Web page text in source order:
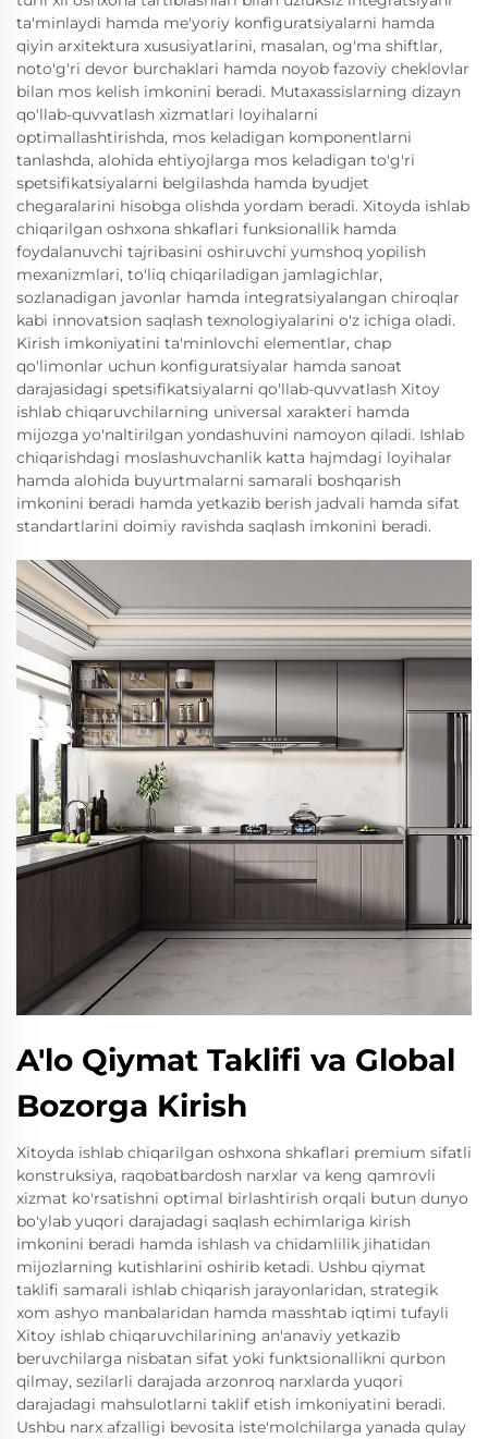
ta'minlaydi hamda me'yoriy konfiguratsiyalarni hamda
qiyin arxitektura xususiyatlarini, masalan, og'ma shiftlar,
noto'g'ri devor burchaklari hamda noyob fazoviy cheklovlar
bilan mos kelish imkonini beradi. Mutaxassislarning dizayn
qo'llab-quvvatlash xizmatlari loyihalarni
optimallashtirishda, mos keladigan komponentlarni
tanlashda, alohida ehtiyojlarga mos keladigan to'g'ri
spetsifikatsiyalarni belgilashda hamda byudjet
chegaralarini hisobga olishda yordam beradi. Xitoyda ishlab
chiqarilgan oshxona shkaflari funksionallik hamda
foydalanuvchi tajribasini oshiruvchi yumshoq yopilish
mexanizmlari, to'liq chiqariladigan jamlagichlar,
sozlanadigan javonlar hamda integratsiyalangan chiroqlar
kabi innovatsion saqlash texnologiyalarini o'z ichiga oladi.
Kirish imkoniyatini ta'minlovchi elementlar, chap
qo'limonlar uchun konfiguratsiyalar hamda sanoat
darajasidagi spetsifikatsiyalarni qo'llab-quvvatlash Xitoy
ishlab chiqaruvchilarning universal xarakteri hamda
mijozga yo'naltirilgan yondashuvini namoyon qiladi. Ishlab
chiqarishdagi moslashuvchanlik katta hajmdagi loyihalar
hamda alohida buyurtmalarni samarali boshqarish
imkonini beradi hamda yetkazib berish jadvali hamda sifat
standartlarini doimiy ravishda saqlash imkonini beradi.
A'lo Qiymat Taklifi va Global
Bozorga Kirish
Xitoyda ishlab chiqarilgan oshxona shkaflari premium sifatli
konstruksiya, raqobatbardosh narxlar va keng qamrovli
xizmat ko'rsatishni optimal birlashtirish orqali butun dunyo
bo'ylab yuqori darajadagi saqlash echimlariga kirish
imkonini beradi hamda ishlash va chidamlilik jihatidan
mijozlarning kutishlarini oshirib ketadi. Ushbu qiymat
taklifi samarali ishlab chiqarish jarayonlaridan, strategik
xom ashyo manbalaridan hamda masshtab iqtimi tufayli
Xitoy ishlab chiqaruvchilarining an'anaviy yetkazib
beruvchilarga nisbatan sifat yoki funktsionallikni qurbon
qilmay, sezilarli darajada arzonroq narxlarda yuqori
darajadagi mahsulotlarni taklif etish imkoniyatini beradi.
Ushbu narx afzalligi bevosita iste'molchilarga yanada qulay